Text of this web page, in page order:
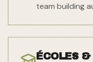
team building
ÉCOLES &